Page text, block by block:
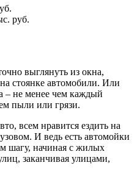
руб.
выглянуть из окна,
стоянке автомобили. Или
– не менее чем каждый
пыли или грязи.
всем нравится ездить на
И ведь есть автомойки
шагу, начиная с жилых
заканчивая улицами,